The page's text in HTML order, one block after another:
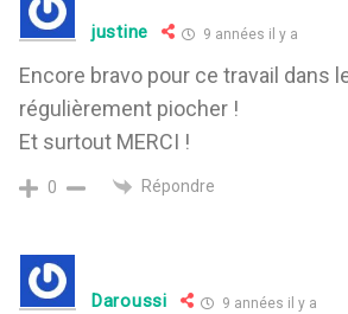
justine 9 années il y a
Encore bravo pour ce travail dans
régulièrement piocher !
Et surtout MERCI !
0 Répondre
Daroussi 9 années il y a